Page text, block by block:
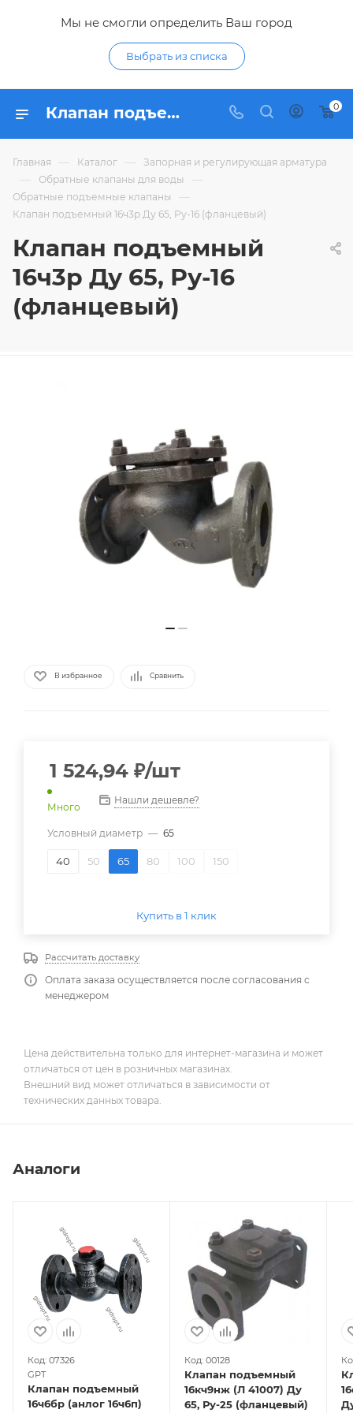
Мы не смогли определить Ваш город
Выбрать из списка
Клапан подъемный 16ч3р Ду 65, Ру-16 (фланцевый) - купить по цене 1 524,94 ₽ в интернет-магазине Гидропромтехника с доставкой в Курске 0
Главная — Каталог — Запорная и регулирующая арматура
— Обратные клапаны для воды —
Обратные подъемные клапаны —
Клапан подъемный 16ч3р Ду 65, Ру-16 (фланцевый)
Клапан подъемный
16ч3р Ду 65, Ру-16
(фланцевый)
В избранное Сравнить
1 524,94 ₽/шт
Много
Нашли дешевле?
Условный диаметр — 65
40 50 65 80 100 150
Купить в 1 клик
Рассчитать доставку
Оплата заказа осуществляется после согласования с
менеджером
Цена действительна только для интернет-магазина и может
отличаться от цен в розничных магазинах.
Внешний вид может отличаться в зависимости от
технических данных товара.
Аналоги
Код: 07326
GPT
Клапан подъемный
16ч6бр (анлог 16ч6п)
Код: 00128
Клапан подъемный
16кч9нж (Л 41007) Ду
65, Ру-25 (фланцевый)